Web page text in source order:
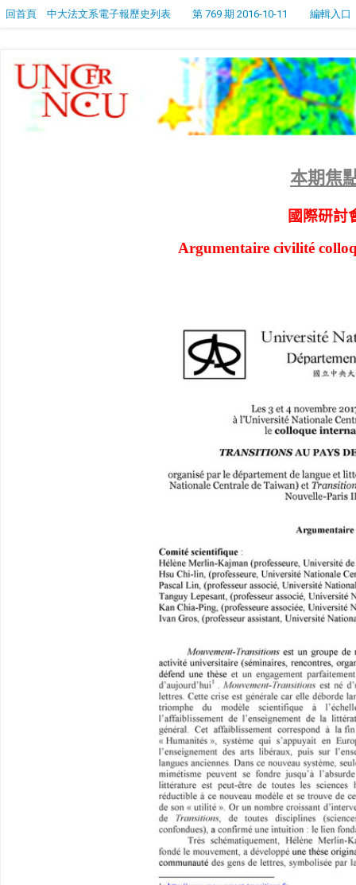
回首頁 中大法文系電子報歷史列表 第 769 期 2016-10-11 編輯入口